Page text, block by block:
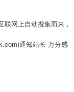
网上自动搜集而来，
通知站长 万分感